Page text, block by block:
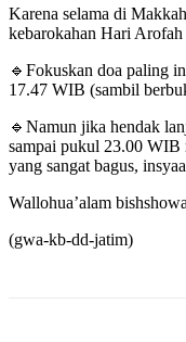
Karena selama di
kebarokahan Hari
🔹Fokuskan doa paling
17.47 WIB (sambil
🔹Namun jika hendak
sampai pukul 23.00 WIB
yang sangat bagus,
Wallohua’alam
(gwa-kb-dd-jatim)